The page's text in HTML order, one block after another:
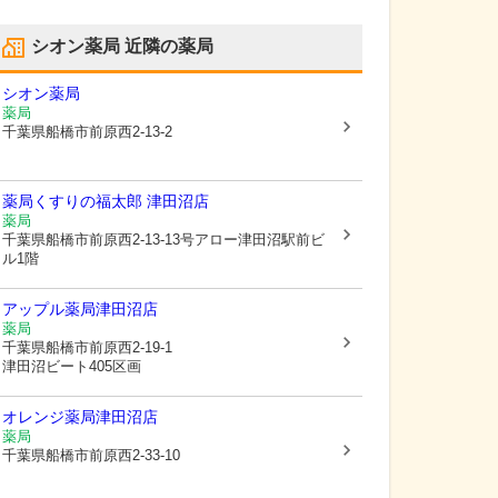
シオン薬局 近隣の薬局
シオン薬局
薬局
千葉県船橋市前原西2-13-2
薬局くすりの福太郎 津田沼店
薬局
千葉県船橋市前原西2-13-13号アロー津田沼駅前ビ
ル1階
アップル薬局津田沼店
薬局
千葉県船橋市前原西2-19-1
津田沼ビート405区画
オレンジ薬局津田沼店
薬局
千葉県船橋市前原西2-33-10